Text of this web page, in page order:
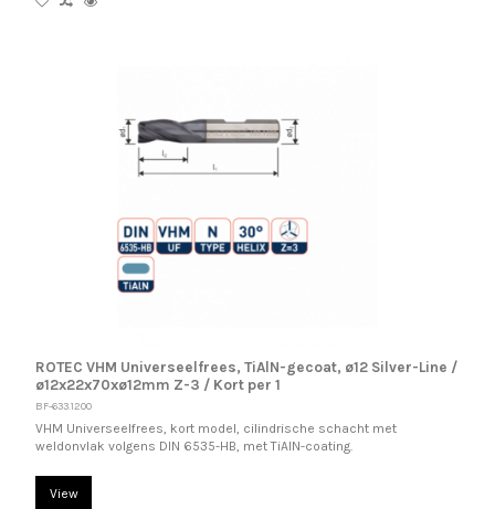
ROTEC VHM Universeelfrees, TiAlN-gecoat, ø12 Silver-Line /
ø12x22x70xø12mm Z-3 / Kort per 1
BF-633.1200
VHM Universeelfrees, kort model, cilindrische schacht met
weldonvlak volgens DIN 6535-HB, met TiAlN-coating.
View